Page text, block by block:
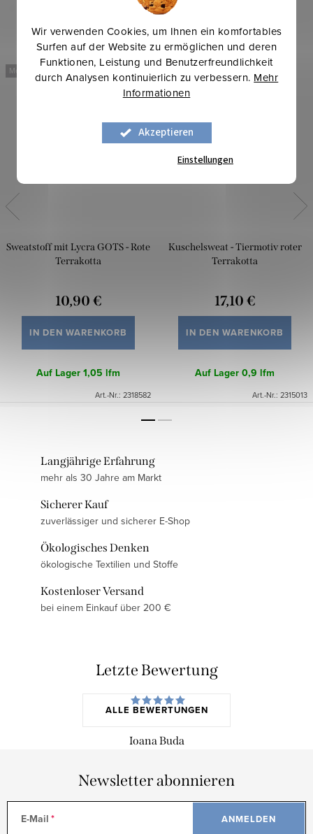
Wir verwenden Cookies, um Ihnen ein komfortables
Surfen auf der Website zu ermöglichen und deren
Funktionen, Leistung und Benutzerfreundlichkeit
durch Analysen kontinuierlich zu verbessern. Mehr
Informationen
Akzeptieren
Einstellungen
Mehr für weniger
Sweatstoff mit Lycra GOTS - Rote
Terrakotta
10,90 €
IN DEN WARENKORB
Auf Lager1,05 lfm
Art.-Nr.: 2318582
Kuschelsweat - Tiermotiv roter
Terrakotta
17,10 €
IN DEN WARENKORB
Auf Lager0,9 lfm
Art.-Nr.: 2315013
Langjährige Erfahrung
mehr als 30 Jahre am Markt
Sicherer Kauf
zuverlässiger und sicherer E-Shop
Ökologisches Denken
ökologische Textilien und Stoffe
Kostenloser Versand
bei einem Einkauf über 200 €
Letzte Bewertung
ALLE BEWERTUNGEN
Ioana Buda
Newsletter abonnieren
E-Mail ANMELDEN